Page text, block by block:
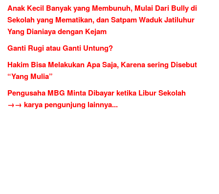
Anak Kecil Banyak yang Membunuh, Mulai Dari Bully di
Sekolah yang Mematikan, dan Satpam Waduk Jatiluhur
Yang Dianiaya dengan Kejam
Ganti Rugi atau Ganti Untung?
Hakim Bisa Melakukan Apa Saja, Karena sering Disebut
“Yang Mulia”
Pengusaha MBG Minta Dibayar ketika Libur Sekolah
→→ karya pengunjung lainnya...